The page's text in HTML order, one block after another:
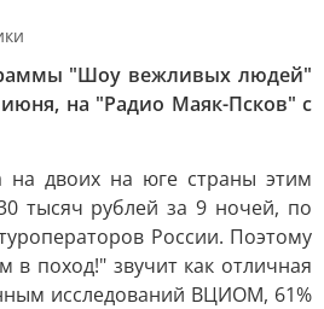
"Шоу вежливых людей"
на "Радио Маяк-Псков" с
на двоих на юге страны этим
тысяч рублей за 9 ночей, по
России. Поэтому
в поход!" звучит как отличная
исследований ВЦИОМ, 61%